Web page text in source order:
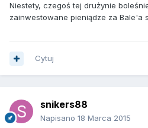
Niestety, czegoś tej drużynie
zainwestowane pieniądze za Bale'a
Cytuj
snikers88
Napisano 18 Marca 2015